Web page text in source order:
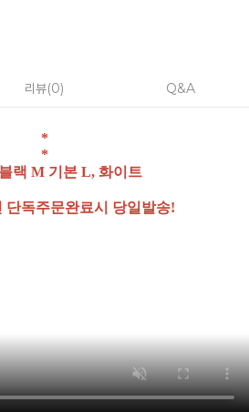
리뷰 0 Q&A
*
*
랙 M 기본 L, 화이트
단독주문완료시 당일발송!